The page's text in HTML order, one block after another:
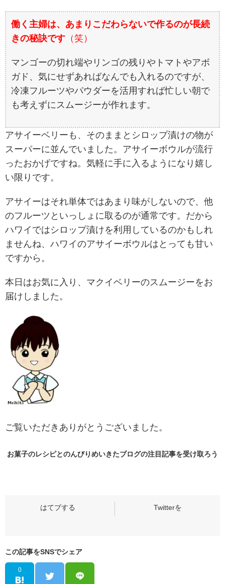
働く主婦は、あまりこだわらないで作るのが長続
きの秘訣です （笑）
マンゴーの切れ端やリンゴの残りやトマトやアボ
ガド、気にせずあればなんでも入れるのですが、
冷凍フルーツやパウダーを活用すれば忙しい朝で
も考えずにスムージーが作れます。
アサイーベリーも、そのままとシロップ漬けの物が
スーパーに並んでいました。アサイーボウルが流行
ったおかげですね。気軽に手に入るようになり嬉し
い限りです。
アサイーはそれ単体ではあまり味がしないので、他
のフルーツといっしょに取るのが通常です。だから
ハワイではシロップ漬けを利用しているのかもしれ
ませんね、ハワイのアサイーボウルはとっても甘い
ですから。
本日はお気に入り、マクイベリーのスムージーをお
届けしました。
ご覧いただきありがとうございました。
お菓子のレシピとのんびりめいきたブログの注目記事を受け取ろう
この記事をSNSでシェア
0